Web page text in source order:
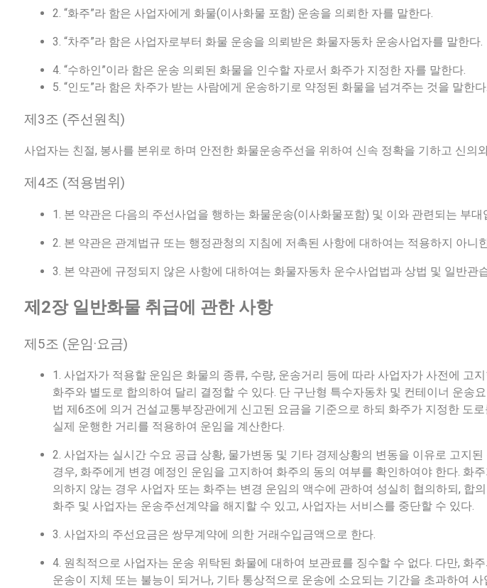
2. “화주”라 함은 사업자에게 화물(이사화물 포함) 운송을 의뢰한 자를 말한다.
3. “차주”라 함은 사업자로부터 화물 운송을 의뢰받은 화물자동차 운송사업자를 말한다.
4. “수하인”이라 함은 운송 의뢰된 화물을 인수할 자로서 화주가 지정한 자를 말한다.
5. “인도”라 함은 차주가 받는 사람에게 운송하기로 약정된 화물을 넘겨주는 것을 말한다.
제3조 (주선원칙)
사업자는 친절, 봉사를 본위로 하며 안전한 화물운송주선을 위하여 신속 정확을 기하고 신의
제4조 (적용범위)
1. 본 약관은 다음의 주선사업을 행하는 화물운송(이사화물포함) 및 이와 관련되는 부대
2. 본 약관은 관계법규 또는 행정관청의 지침에 저촉된 사항에 대하여는 적용하지 아니
3. 본 약관에 규정되지 않은 사항에 대하여는 화물자동차 운수사업법과 상법 및 일반관
제2장 일반화물 취급에 관한 사항
제5조 (운임·요금)
1. 사업자가 적용할 운임은 화물의 종류, 수량, 운송거리 등에 따라 사업자가 사전에 고
화주와 별도로 합의하여 달리 결정할 수 있다. 단 구난형 특수자동차 및 컨테이너 운송
법 제6조에 의거 건설교통부장관에게 신고된 요금을 기준으로 하되 화주가 지정한 도
실제 운행한 거리를 적용하여 운임을 계산한다.
2. 사업자는 실시간 수요 공급 상황, 물가변동 및 기타 경제상황의 변동을 이유로 고지
경우, 화주에게 변경 예정인 운임을 고지하여 화주의 동의 여부를 확인하여야 한다. 화
의하지 않는 경우 사업자 또는 화주는 변경 운임의 액수에 관하여 성실히 협의하되, 합
화주 및 사업자는 운송주선계약을 해지할 수 있고, 사업자는 서비스를 중단할 수 있다.
3. 사업자의 주선요금은 쌍무계약에 의한 거래수입금액으로 한다.
4. 원칙적으로 사업자는 운송 위탁된 화물에 대하여 보관료를 징수할 수 없다. 다만, 화
운송이 지체 또는 불능이 되거나, 기타 통상적으로 운송에 소요되는 기간을 초과하여